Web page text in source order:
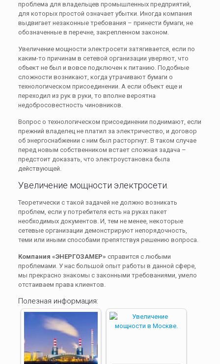
проблема для владельцев промышленных предприятий,
для которых простой означает убытки. Иногда компания
выдвигает незаконные требования – принести бумаги, не
обозначенные в перечне, закрепленном законом.
Увеличение мощности электросети затягивается, если по
каким-то причинам в сетевой организации уверяют, что
объект не был и вовсе подключен к питанию. Подобные
сложности возникают, когда утрачивают бумаги о
технологическом присоединении. А если объект еще и
переходил из рук в руки, то вполне вероятна
недобросовестность чиновников.
Вопрос о технологическом присоединении поднимают, если
прежний владелец не платил за электричество, и договор
об энергоснабжении с ним был расторгнут. В таком случае
перед новым собственником встает сложная задача –
предстоит доказать, что электроустановка была
действующей.
Увеличение мощности электросети.
Теоретически с такой задачей не должно возникать
проблем, если у потребителя есть на руках пакет
необходимых документов. И, тем не менее, некоторые
сетевые организации демонстрируют непорядочность,
теми или иными способами препятствуя решению вопроса.
Компания «ЭНЕРГОЗАМЕР» справится с любыми
проблемами. У нас большой опыт работы в данной сфере,
мы прекрасно знакомы с законными требованиями, умело
отстаиваем права клиентов.
Полезная информация: